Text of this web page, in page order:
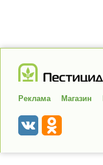
Реклама Магазин